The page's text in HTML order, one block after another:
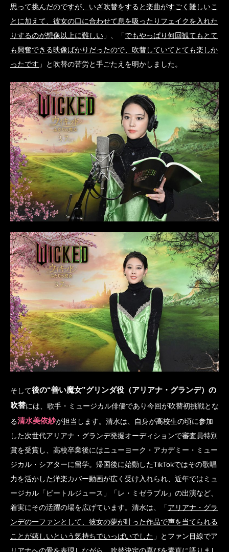
思って挑んだのですが、いざ吹替をすると楽曲がすごく難しいこ
とに加えて、彼女の口に合わせて息を吸ったりフェイクを入れた
りするのが想像以上に難しい 」、「でもやっぱり何回観てもとて
も興奮できる映像ばかりだったので、吹替していてとても楽しか
ったです 」と吹替の苦労と手ごたえを明かしました。
そして後の“善い魔女”グリンダ役（アリアナ・グランデ）の
吹替には、歌手・ミュージカル俳優であり今回が吹替初挑戦とな
る清水美依紗が担当します。清水は、自身が高校生の頃に参加
した次世代アリアナ・グランデ発掘オーディションで審査員特別
賞を受賞し、高校卒業後にはニューヨーク・アカデミー・ミュー
ジカル・シアターに留学。帰国後に始動したTikTokではその歌唱
力を活かした洋楽カバー動画が広く受け入れられ、近年ではミュ
ージカル「ビートルジュース」「レ・ミゼラブル」の出演など、
着実にその活躍の場を広げています。清水は、「アリアナ・グラ
ンデの一ファンとして、彼女の夢が叶った作品で声を当てられる
ことが嬉しいという気持ちでいっぱいでした 」とファン目線でア
リアナへの愛を表現しながら、吹替決定の喜びを素直に語りまし